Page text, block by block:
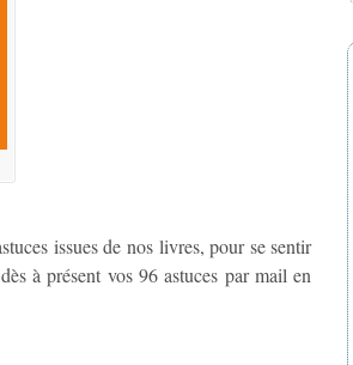
issues de nos livres, pour se sentir
à présent vos 96 astuces par mail en